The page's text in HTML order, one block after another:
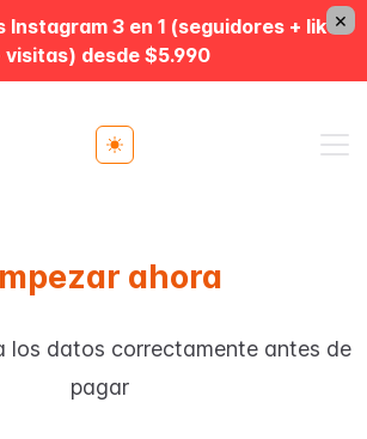
×
Instagram 3 en 1 (seguidores + likes
visitas) desde $5.990
Toggle theme
ahora
los datos correctamente antes de
pagar